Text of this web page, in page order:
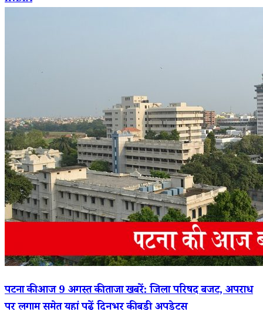
पटना की आज 9 अगस्त की ताजा खबरें: जिला परिषद बजट, अपराध